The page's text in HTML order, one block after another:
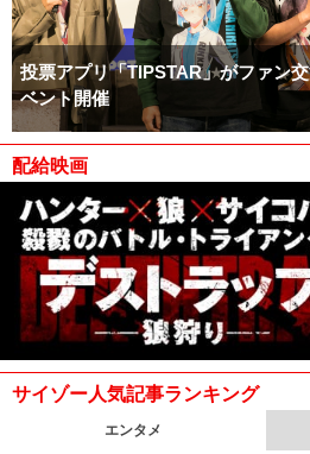
投票アプリ「TIPSTAR」がファン
ベント開催
配給映画
サイゾー人気記事ランキング
エンタメ